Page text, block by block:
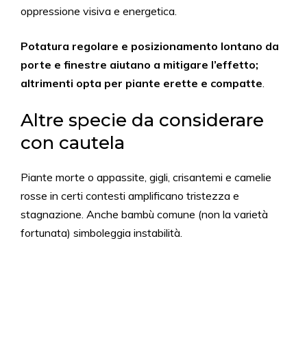
oppressione visiva e energetica.
Potatura regolare e posizionamento lontano da
porte e finestre aiutano a mitigare l’effetto;
altrimenti opta per piante erette e compatte.
Altre specie da considerare
con cautela
Piante morte o appassite, gigli, crisantemi e camelie
rosse in certi contesti amplificano tristezza e
stagnazione. Anche bambù comune (non la varietà
fortunata) simboleggia instabilità.